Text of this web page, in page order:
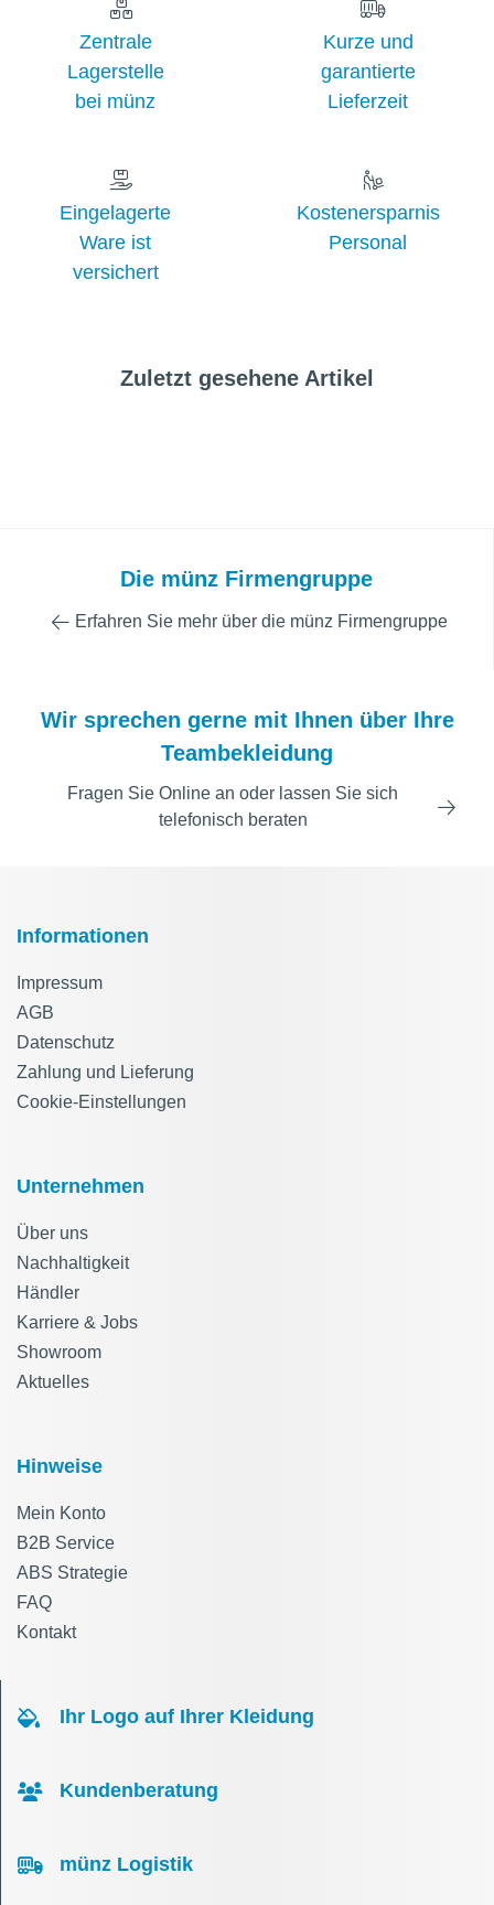
Zentrale
Lagerstelle
bei münz
Kurze und
garantierte
Lieferzeit
Eingelagerte
Ware ist
versichert
Kostenersparnis
Personal
Zuletzt gesehene Artikel
Die münz Firmengruppe
Erfahren Sie mehr über die münz Firmengruppe
Wir sprechen gerne mit Ihnen über Ihre
Teambekleidung
Fragen Sie Online an oder lassen Sie sich
telefonisch beraten
Informationen
Impressum
AGB
Datenschutz
Zahlung und Lieferung
Cookie-Einstellungen
Unternehmen
Über uns
Nachhaltigkeit
Händler
Karriere & Jobs
Showroom
Aktuelles
Hinweise
Mein Konto
B2B Service
ABS Strategie
FAQ
Kontakt
Ihr Logo auf Ihrer Kleidung
Kundenberatung
münz Logistik